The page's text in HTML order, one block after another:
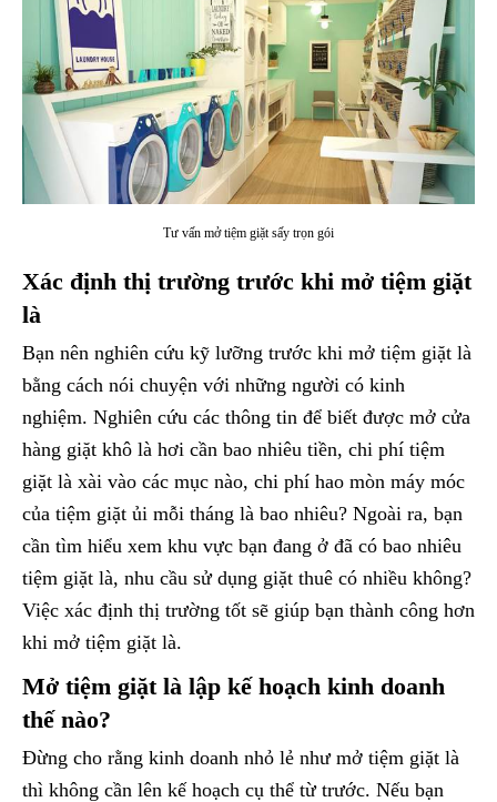
Tư vấn mở tiệm giặt sấy trọn gói
Xác định thị trường trước khi mở tiệm giặt
là
Bạn nên nghiên cứu kỹ lưỡng trước khi mở tiệm giặt là
bằng cách nói chuyện với những người có kinh
nghiệm. Nghiên cứu các thông tin để biết được mở cửa
hàng giặt khô là hơi cần bao nhiêu tiền, chi phí tiệm
giặt là xài vào các mục nào, chi phí hao mòn máy móc
của tiệm giặt ủi mỗi tháng là bao nhiêu? Ngoài ra, bạn
cần tìm hiểu xem khu vực bạn đang ở đã có bao nhiêu
tiệm giặt là, nhu cầu sử dụng giặt thuê có nhiều không?
Việc xác định thị trường tốt sẽ giúp bạn thành công hơn
khi mở tiệm giặt là.
Mở tiệm giặt là lập kế hoạch kinh doanh
thế nào?
Đừng cho rằng kinh doanh nhỏ lẻ như mở tiệm giặt là
thì không cần lên kế hoạch cụ thể từ trước. Nếu bạn